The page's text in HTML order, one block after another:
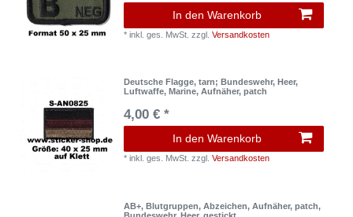
In den Warenkorb
*inkl. ges. MwSt. zzgl.Versandkosten
Deutsche Flagge, tarn; Bundeswehr, Heer,
Luftwaffe, Marine, Aufnäher, patch
4,00 € *
In den Warenkorb
*inkl. ges. MwSt. zzgl.Versandkosten
AB+, Blutgruppen, Abzeichen, Aufnäher, patch,